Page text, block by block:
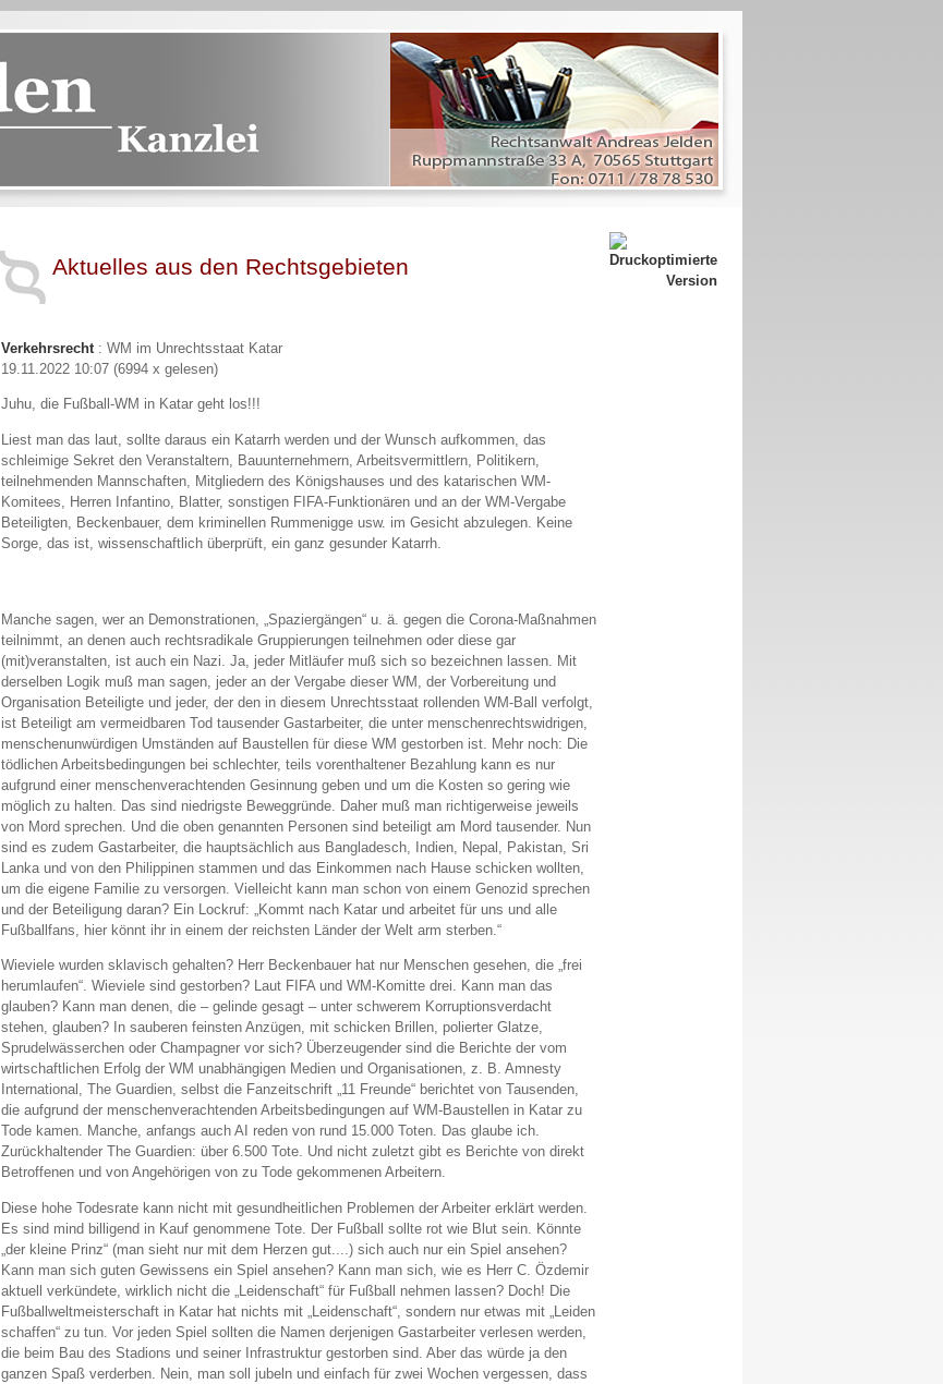
Aktuelles aus den Rechtsgebieten
Verkehrsrecht: WM im Unrechtsstaat Katar
19.11.2022 10:07(6994 x gelesen)
Juhu, die Fußball-WM in Katar geht los!!!
Liest man das laut, sollte daraus ein Katarrh werden und der Wunsch aufkommen, das
schleimige Sekret den Veranstaltern, Bauunternehmern, Arbeitsvermittlern, Politikern,
teilnehmenden Mannschaften, Mitgliedern des Königshauses und des katarischen WM-
Komitees, Herren Infantino, Blatter, sonstigen FIFA-Funktionären und an der WM-Vergabe
Beteiligten, Beckenbauer, dem kriminellen Rummenigge usw. im Gesicht abzulegen. Keine
Sorge, das ist, wissenschaftlich überprüft, ein ganz gesunder Katarrh.
Manche sagen, wer an Demonstrationen, „Spaziergängen“ u. ä. gegen die Corona-Maßnahmen
teilnimmt, an denen auch rechtsradikale Gruppierungen teilnehmen oder diese gar
(mit)veranstalten, ist auch ein Nazi. Ja, jeder Mitläufer muß sich so bezeichnen lassen. Mit
derselben Logik muß man sagen, jeder an der Vergabe dieser WM, der Vorbereitung und
Organisation Beteiligte und jeder, der den in diesem Unrechtsstaat rollenden WM-Ball verfolgt,
ist Beteiligt am vermeidbaren Tod tausender Gastarbeiter, die unter menschenrechtswidrigen,
menschenunwürdigen Umständen auf Baustellen für diese WM gestorben ist. Mehr noch: Die
tödlichen Arbeitsbedingungen bei schlechter, teils vorenthaltener Bezahlung kann es nur
aufgrund einer menschenverachtenden Gesinnung geben und um die Kosten so gering wie
möglich zu halten. Das sind niedrigste Beweggründe. Daher muß man richtigerweise jeweils
von Mord sprechen. Und die oben genannten Personen sind beteiligt am Mord tausender. Nun
sind es zudem Gastarbeiter, die hauptsächlich aus Bangladesch, Indien, Nepal, Pakistan, Sri
Lanka und von den Philippinen stammen und das Einkommen nach Hause schicken wollten,
um die eigene Familie zu versorgen. Vielleicht kann man schon von einem Genozid sprechen
und der Beteiligung daran? Ein Lockruf: „Kommt nach Katar und arbeitet für uns und alle
Fußballfans, hier könnt ihr in einem der reichsten Länder der Welt arm sterben.“
Wieviele wurden sklavisch gehalten? Herr Beckenbauer hat nur Menschen gesehen, die „frei
herumlaufen“. Wieviele sind gestorben? Laut FIFA und WM-Komitte drei. Kann man das
glauben? Kann man denen, die – gelinde gesagt – unter schwerem Korruptionsverdacht
stehen, glauben? In sauberen feinsten Anzügen, mit schicken Brillen, polierter Glatze,
Sprudelwässerchen oder Champagner vor sich? Überzeugender sind die Berichte der vom
wirtschaftlichen Erfolg der WM unabhängigen Medien und Organisationen, z. B. Amnesty
International, The Guardien, selbst die Fanzeitschrift „11 Freunde“ berichtet von Tausenden,
die aufgrund der menschenverachtenden Arbeitsbedingungen auf WM-Baustellen in Katar zu
Tode kamen. Manche, anfangs auch AI reden von rund 15.000 Toten. Das glaube ich.
Zurückhaltender The Guardien: über 6.500 Tote. Und nicht zuletzt gibt es Berichte von direkt
Betroffenen und von Angehörigen von zu Tode gekommenen Arbeitern.
Diese hohe Todesrate kann nicht mit gesundheitlichen Problemen der Arbeiter erklärt werden.
Es sind mind billigend in Kauf genommene Tote. Der Fußball sollte rot wie Blut sein. Könnte
„der kleine Prinz“ (man sieht nur mit dem Herzen gut....) sich auch nur ein Spiel ansehen?
Kann man sich guten Gewissens ein Spiel ansehen? Kann man sich, wie es Herr C. Özdemir
aktuell verkündete, wirklich nicht die „Leidenschaft“ für Fußball nehmen lassen? Doch! Die
Fußballweltmeisterschaft in Katar hat nichts mit „Leidenschaft“, sondern nur etwas mit „Leiden
schaffen“ zu tun. Vor jeden Spiel sollten die Namen derjenigen Gastarbeiter verlesen werden,
die beim Bau des Stadions und seiner Infrastruktur gestorben sind. Aber das würde ja den
ganzen Spaß verderben. Nein, man soll jubeln und einfach für zwei Wochen vergessen, dass